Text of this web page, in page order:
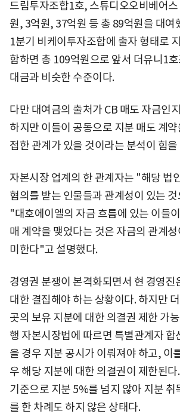
드림투자조합1호, 스튜디오오비베어스
원, 3억원, 37억원 등 총 89억원을 대여
1분기 비케이투자조합에 출자 형태로
함하면 총 109억원으로 앞서 더유니1
대금과 비슷한 수준이다.
다만 대여금의 출처가 CB 매도 자금인
하지만 이들이 공동으로 지분 매도 계
접한 관계가 있을 것이라는 분석이 힘을
자본시장 업계의 한 관계자는 "해당 법
혐의를 받는 인물들과 관계성이 있는
"대호에이엘의 자금 흐름에 있는 이들
매 계약을 맺었다는 것은 자금의 관계
미한다"고 설명했다.
경영권 분쟁이 본격화되면서 현 경영진
대한 결집해야 하는 상황이다. 하지만
곳의 보유 지분에 대한 의결권 제한 가
행 자본시장법에 따르면 특별관계자 합
을 경우 지분 공시가 이뤄져야 하고, 이
우 해당 지분에 대한 의결권이 제한된
기준으로 지분 5%를 넘지 않아 지분 취
를 한 차례도 하지 않은 상태다.